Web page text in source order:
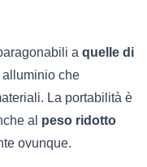
a quelle di
che
La portabilità è
al peso ridotto
ovunque.